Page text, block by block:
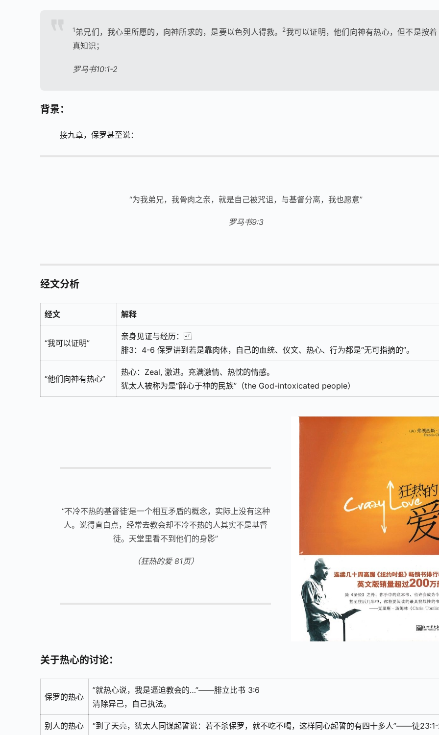
1 弟兄们，我心里所愿的，向神所求的，是要以色列人得救。 2我可以证明，他们向神有热心，但不是按着
真知识；
罗马书10:1-2
背景：
        接九章，保罗甚至说：
“为我弟兄，我骨肉之亲，就是自己被咒诅，与基督分离，我也愿意”
罗马书9:3
经文分析
经文 解释
“我可以证明”
亲身见证与经历：
腓3：4-6 保罗讲到若是靠肉体，自己的血统、仪文、热心、行为都是“无可指摘的”。
“他们向神有热心”
热心：Zeal, 激进。充满激情、热忱的情感。
犹太人被称为是“醉心于神的民族”（the God-intoxicated people）
“不冷不热的基督徒’是一个相互矛盾的概念，实际上没有这种
人。说得直白点，经常去教会却不冷不热的人其实不是基督
徒。天堂里看不到他们的身影”
（狂热的爱 81页）
关于热心的讨论：
保罗的热心
”就热心说，我是逼迫教会的…”——腓立比书 3:6
清除异己，自己执法。
别人的热心 “到了天亮，犹太人同谋起誓说：若不杀保罗，就不吃不喝，这样同心起誓的有四十多人”——徒